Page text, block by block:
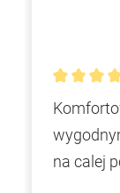
Średnia
na calej